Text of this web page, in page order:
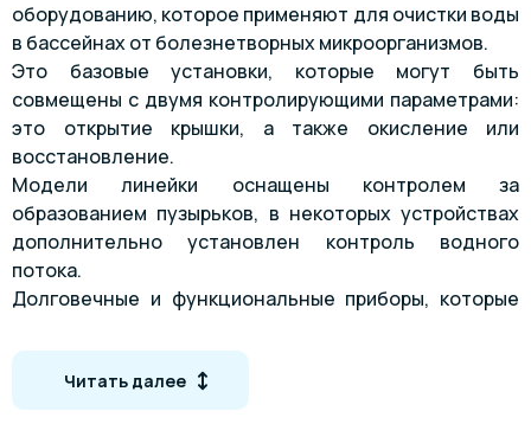
оборудованию, которое применяют для очистки воды
в бассейнах от болезнетворных микроорганизмов.
Это базовые установки, которые могут быть
совмещены с двумя контролирующими параметрами:
это открытие крышки, а также окисление или
восстановление.
Модели линейки оснащены контролем за
образованием пузырьков, в некоторых устройствах
дополнительно установлен контроль водного
потока.
Долговечные и функциональные приборы, которые
разных типов.
Технические характеристики
Читать далее